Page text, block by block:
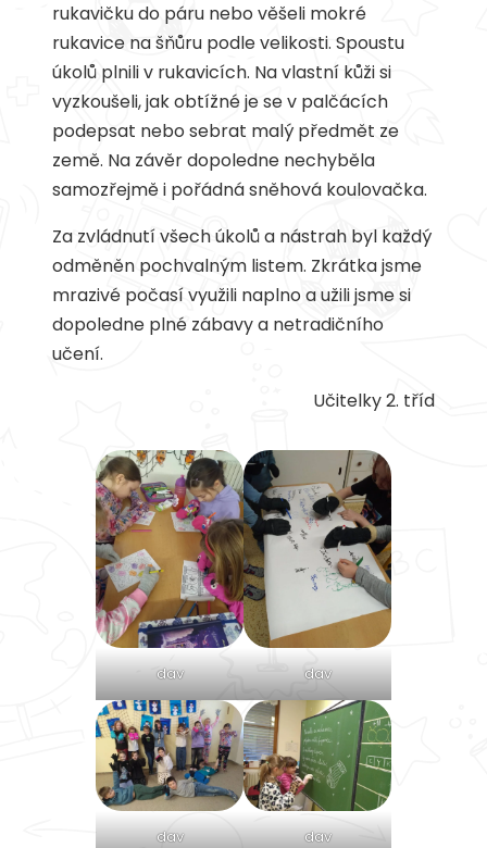
rukavičku do páru nebo věšeli mokré
rukavice na šňůru podle velikosti. Spoustu
úkolů plnili v rukavicích. Na vlastní kůži si
vyzkoušeli, jak obtížné je se v palčácích
podepsat nebo sebrat malý předmět ze
země. Na závěr dopoledne nechyběla
samozřejmě i pořádná sněhová koulovačka.
Za zvládnutí všech úkolů a nástrah byl každý
odměněn pochvalným listem. Zkrátka jsme
mrazivé počasí využili naplno a užili jsme si
dopoledne plné zábavy a netradičního
učení.
Učitelky 2. tříd
dav dav
dav dav